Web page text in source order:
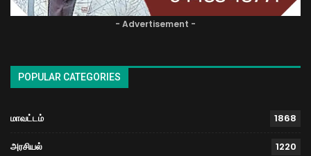
- Advertisement -
POPULAR CATEGORIES
மாவட்டம் 1868
அரசியல் 1220